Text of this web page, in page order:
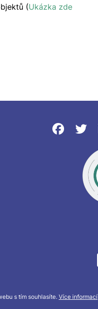
(Ukázka zde
s tím souhlasíte. Více informací